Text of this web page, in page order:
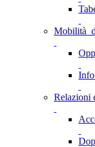
Mobilità
Relazioni